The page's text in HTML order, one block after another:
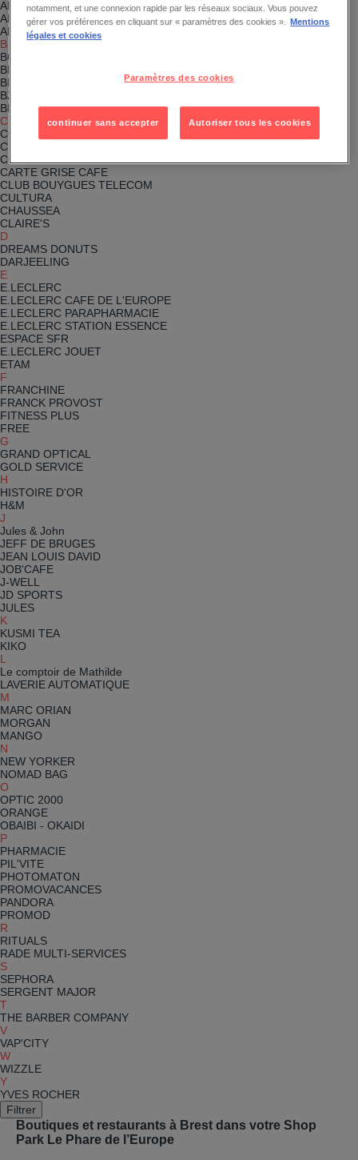
ARMAND THIERY HOMME
ARMAND THIERY FEMME
ART DU CUIR
B
BOULANGERIE ANGE
BRIOCHE DOREE
BLEU LIBELLULE
BZB
BESSEC
C
COLUMBUS
CHICKEN SKY
COFFEA
CARTE GRISE CAFE
CLUB BOUYGUES TELECOM
CULTURA
CHAUSSEA
CLAIRE'S
D
DREAMS DONUTS
DARJEELING
E
E.LECLERC
E.LECLERC CAFE DE L'EUROPE
E.LECLERC PARAPHARMACIE
E.LECLERC STATION ESSENCE
ESPACE SFR
E.LECLERC JOUET
ETAM
F
FRANCHINE
FRANCK PROVOST
FITNESS PLUS
FREE
G
GRAND OPTICAL
GOLD SERVICE
H
HISTOIRE D'OR
H&M
J
Jules & John
JEFF DE BRUGES
JEAN LOUIS DAVID
JOB'CAFE
J-WELL
JD SPORTS
JULES
K
KUSMI TEA
KIKO
L
Le comptoir de Mathilde
LAVERIE AUTOMATIQUE
M
MARC ORIAN
MORGAN
MANGO
N
NEW YORKER
NOMAD BAG
O
OPTIC 2000
ORANGE
OBAIBI - OKAIDI
P
PHARMACIE
PIL'VITE
PHOTOMATON
PROMOVACANCES
PANDORA
PROMOD
R
RITUALS
RADE MULTI-SERVICES
S
SEPHORA
SERGENT MAJOR
T
THE BARBER COMPANY
V
VAP'CITY
W
WIZZLE
Y
YVES ROCHER
Filtrer
Boutiques et restaurants à Brest dans votre Shop
Park Le Phare de l’Europe
notamment, et une connexion rapide par les réseaux sociaux. Vous pouvez
gérer vos préférences en cliquant sur « paramètres des cookies ».
Mentions
légales et cookies
Paramètres des cookies
continuer sans accepter Autoriser tous les cookies